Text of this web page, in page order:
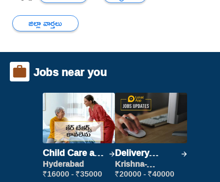
జిల్లా వార్తలు
Jobs near you
Child Care and
Patient care
Hyderabad
₹16000 - ₹35000
Delivery
Executive
Krishna-
vijayawada
₹20000 - ₹40000